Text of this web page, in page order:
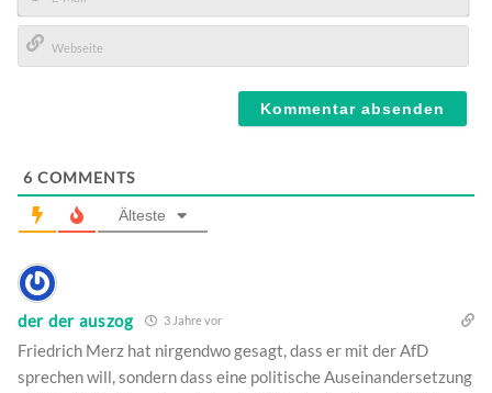
E-
Mail*
6 COMMENTS
Älteste
der der auszog 3 Jahre vor
Friedrich Merz hat nirgendwo gesagt, dass er mit der AfD
sprechen will, sondern dass eine politische Auseinandersetzung